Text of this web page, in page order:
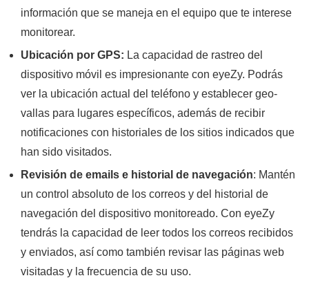
información que se maneja en el equipo que te interese
monitorear.
Ubicación por GPS: La capacidad de rastreo del
dispositivo móvil es impresionante con eyeZy. Podrás
ver la ubicación actual del teléfono y establecer geo-
vallas para lugares específicos, además de recibir
notificaciones con historiales de los sitios indicados que
han sido visitados.
Revisión de emails e historial de navegación: Mantén
un control absoluto de los correos y del historial de
navegación del dispositivo monitoreado. Con eyeZy
tendrás la capacidad de leer todos los correos recibidos
y enviados, así como también revisar las páginas web
visitadas y la frecuencia de su uso.